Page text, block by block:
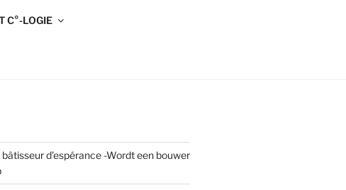
C°-LOGIE
d’espérance -Wordt een bouwer